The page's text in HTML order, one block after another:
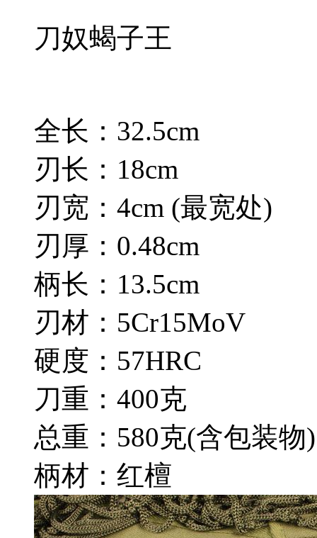
刀奴蝎子王
全长：32.5cm
刃长：18cm
刃宽：4cm (最宽处)
刃厚：0.48cm
柄长：13.5cm
刃材：5Cr15MoV
硬度：57HRC
刀重：400克
总重：580克(含包装物)
柄材：红檀